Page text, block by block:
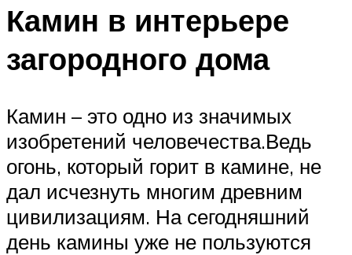
Камин в интерьере
загородного дома
Камин – это одно из значимых
изобретений человечества.Ведь
огонь, который горит в камине, не
дал исчезнуть многим древним
цивилизациям. На сегодняшний
день камины уже не пользуются